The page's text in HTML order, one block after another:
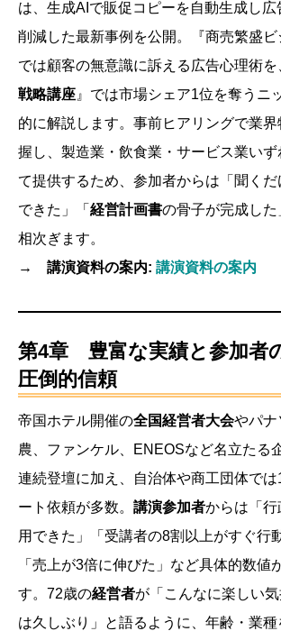
は、生成AIで販促コピーを自動生成し広
削減した最新事例を公開。『商売繁盛ビ
では顧客の無意識に訴える広告心理術
戦略講座 』では市場シェア1位を奪うニ
的に解説します。事前ヒアリングで業
握し、製造業・飲食業・サービス業いず
て提供するため、参加者からは「聞く
できた」「 経営計画書の骨子が完成し
相次ぎます。
→ 講演資料の案内: 講演資料の案内
第4章 豊富な実績と参加者
圧倒的信頼
帝国ホテル開催の全国経営者大会やパナ
農、ファンケル、ENEOSなど名立たる
連続登壇に加え、自治体や商工団体で
ート依頼が多数。 講演参加者からは「
用できた」「受講者の8割以上がすぐ行
「売上が3倍に伸びた」など具体的数値
す。72歳の経営者が「こんなに楽しい
は久しぶり」と語るように、年齢・業種